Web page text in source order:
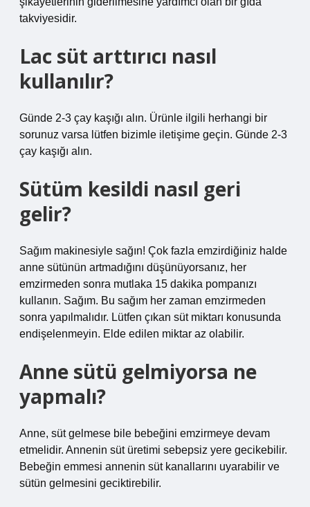
takviyesidir.
Lac süt arttırıcı nasıl
kullanılır?
Günde 2-3 çay kaşığı alın. Ürünle ilgili herhangi bir
sorunuz varsa lütfen bizimle iletişime geçin. Günde 2-3
çay kaşığı alın.
Sütüm kesildi nasıl geri
gelir?
Sağım makinesiyle sağın! Çok fazla emzirdiğiniz halde
anne sütünün artmadığını düşünüyorsanız, her
emzirmeden sonra mutlaka 15 dakika pompanızı
kullanın. Sağım. Bu sağım her zaman emzirmeden
sonra yapılmalıdır. Lütfen çıkan süt miktarı konusunda
endişelenmeyin. Elde edilen miktar az olabilir.
Anne sütü gelmiyorsa ne
yapmalı?
Anne, süt gelmese bile bebeğini emzirmeye devam
etmelidir. Annenin süt üretimi sebepsiz yere gecikebilir.
Bebeğin emmesi annenin süt kanallarını uyarabilir ve
sütün gelmesini geciktirebilir.